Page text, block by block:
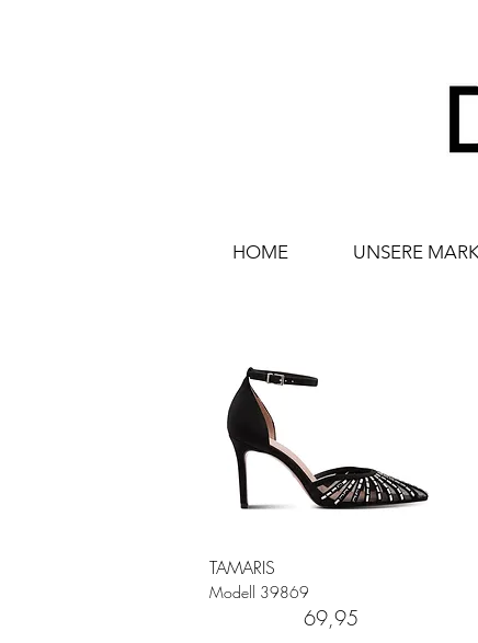
HOME UNSERE
TAMARIS
39869
Modell
69,95